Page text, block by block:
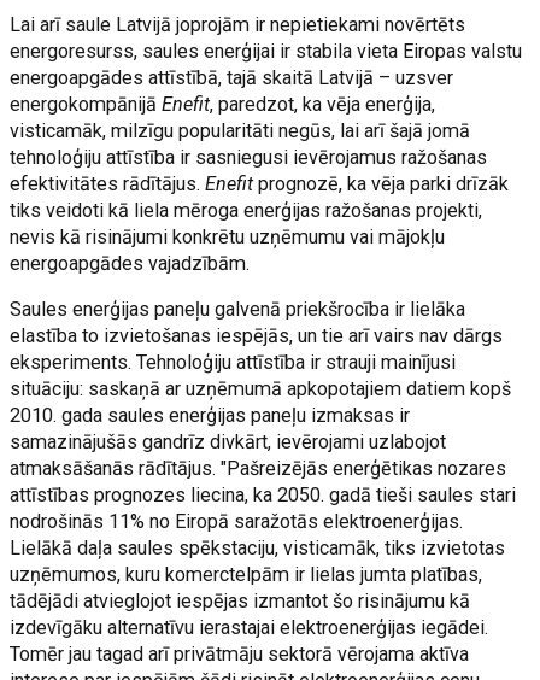
Lai arī saule Latvijā joprojām ir nepietiekami novērtēts
energoresurss, saules enerģijai ir stabila vieta Eiropas valstu
energoapgādes attīstībā, tajā skaitā Latvijā – uzsver
energokompānijāEnefit, paredzot, ka vēja enerģija,
visticamāk, milzīgu popularitāti negūs, lai arī šajā jomā
tehnoloģiju attīstība ir sasniegusi ievērojamus ražošanas
efektivitātes rādītājus.Enefitprognozē, ka vēja parki drīzāk
tiks veidoti kā liela mēroga enerģijas ražošanas projekti,
nevis kā risinājumi konkrētu uzņēmumu vai mājokļu
energoapgādes vajadzībām.
Saules enerģijas paneļu galvenā priekšrocība ir lielāka
elastība to izvietošanas iespējās, un tie arī vairs nav dārgs
eksperiments. Tehnoloģiju attīstība ir strauji mainījusi
situāciju: saskaņā ar uzņēmumā apkopotajiem datiem kopš
2010. gada saules enerģijas paneļu izmaksas ir
samazinājušās gandrīz divkārt, ievērojami uzlabojot
atmaksāšanās rādītājus. "Pašreizējās enerģētikas nozares
attīstības prognozes liecina, ka 2050. gadā tieši saules stari
nodrošinās 11% no Eiropā saražotās elektroenerģijas.
Lielākā daļa saules spēkstaciju, visticamāk, tiks izvietotas
uzņēmumos, kuru komerctelpām ir lielas jumta platības,
tādējādi atvieglojot iespējas izmantot šo risinājumu kā
izdevīgāku alternatīvu ierastajai elektroenerģijas iegādei.
Tomēr jau tagad arī privātmāju sektorā vērojama aktīva